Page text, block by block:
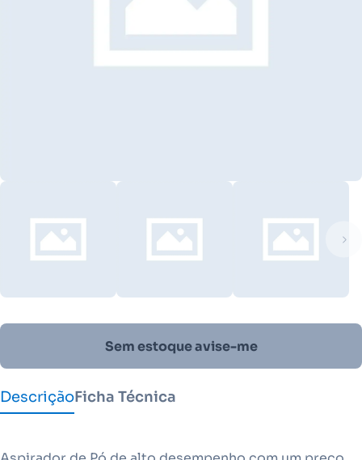
Sem estoque avise-me
DescriçãoFicha Técnica